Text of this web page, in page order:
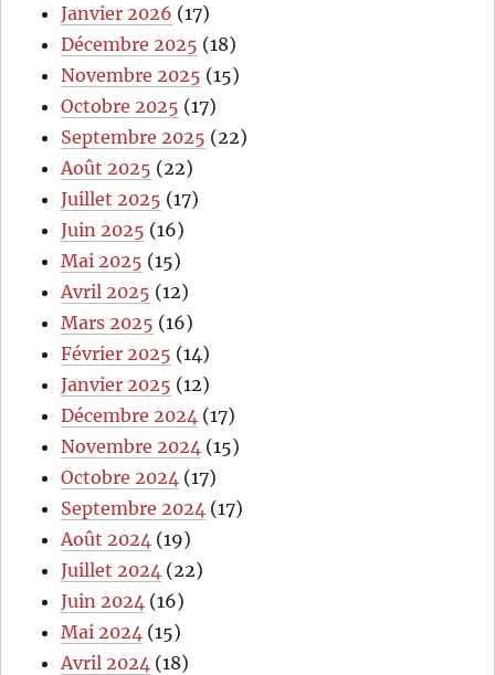
Janvier 2026 (17)
Décembre 2025 (18)
Novembre 2025 (15)
Octobre 2025 (17)
Septembre 2025 (22)
Août 2025 (22)
Juillet 2025 (17)
Juin 2025 (16)
Mai 2025 (15)
Avril 2025 (12)
Mars 2025 (16)
Février 2025 (14)
Janvier 2025 (12)
Décembre 2024 (17)
Novembre 2024 (15)
Octobre 2024 (17)
Septembre 2024 (17)
Août 2024 (19)
Juillet 2024 (22)
Juin 2024 (16)
Mai 2024 (15)
Avril 2024 (18)